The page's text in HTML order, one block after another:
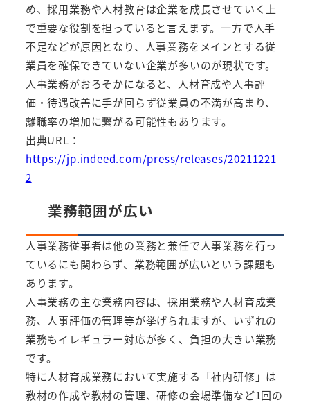
め、採用業務や人材教育は企業を成長させていく上
で重要な役割を担っていると言えます。一方で人手
不足などが原因となり、人事業務をメインとする従
業員を確保できていない企業が多いのが現状です。
人事業務がおろそかになると、人材育成や人事評
価・待遇改善に手が回らず従業員の不満が高まり、
離職率の増加に繋がる可能性もあります。
出典URL：
https://jp.indeed.com/press/releases/20211221_
2
業務範囲が広い
人事業務従事者は他の業務と兼任で人事業務を行っ
ているにも関わらず、業務範囲が広いという課題も
あります。
人事業務の主な業務内容は、採用業務や人材育成業
務、人事評価の管理等が挙げられますが、いずれの
業務もイレギュラー対応が多く、負担の大きい業務
です。
特に人材育成業務において実施する「社内研修」は
教材の作成や教材の管理、研修の会場準備など1回の